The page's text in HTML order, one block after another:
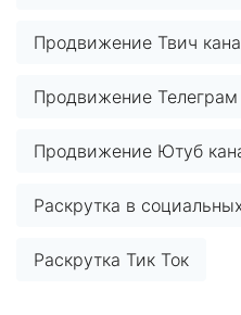
Продвижение Твич
Продвижение Телеграм
Продвижение Ютуб
Раскрутка в
Раскрутка Тик Ток